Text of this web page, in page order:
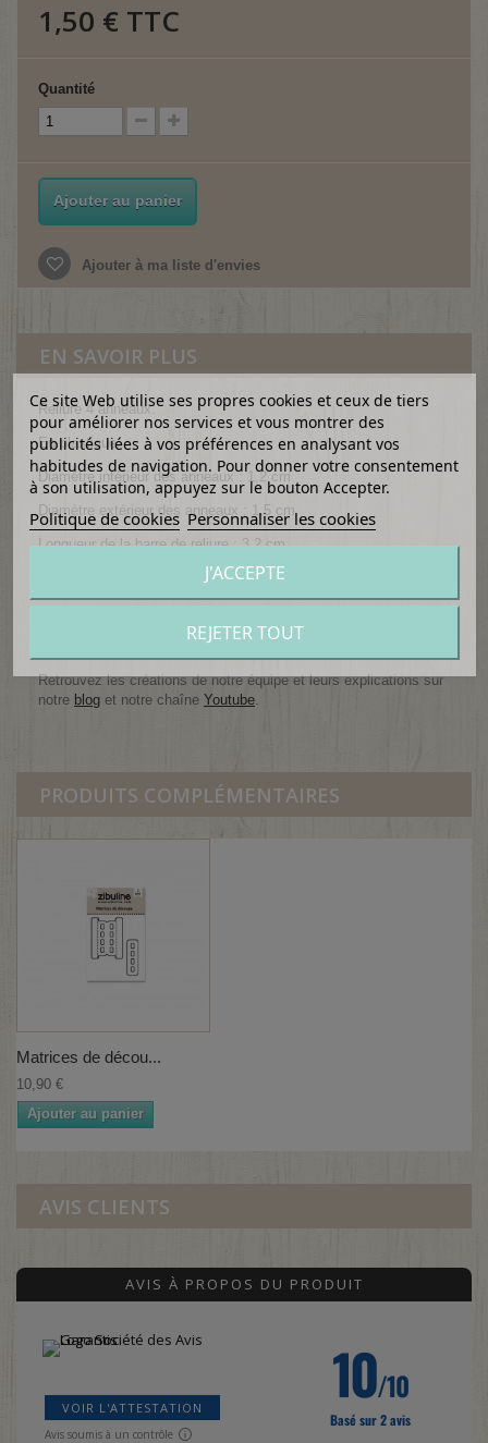
1,50 € TTC
Quantité
Ajouter au panier
Ajouter à ma liste d'envies
EN SAVOIR PLUS
Reliure 4 anneaux.
En plastique.
Diamètre intérieur des anneaux : 1,2 cm
Diamètre extérieur des anneaux : 1,5 cm
Longueur de la barre de reliure : 3,2 cm
Ces reliures sont très pratiques pour relier vos mini-albums de
scrap, carnets ou autres feuillets...
Retrouvez les créations de notre équipe et leurs explications sur
notre blog et notre chaîne Youtube.
PRODUITS COMPLÉMENTAIRES
Matrices de décou...
10,90 €
Ajouter au panier
AVIS CLIENTS
AVIS À PROPOS DU PRODUIT
VOIR L'ATTESTATION
Avis soumis à un contrôle
10/10
Basé sur 2 avis
Ce site Web utilise ses propres cookies et ceux de tiers
pour améliorer nos services et vous montrer des
publicités liées à vos préférences en analysant vos
habitudes de navigation. Pour donner votre consentement
à son utilisation, appuyez sur le bouton Accepter.
Politique de cookies Personnaliser les cookies
REJETER TOUT
J'ACCEPTE